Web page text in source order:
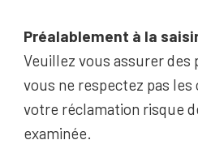
Préalablement à la
Veuillez vous assurer des
vous ne respectez pas
votre réclamation risque
examinée.